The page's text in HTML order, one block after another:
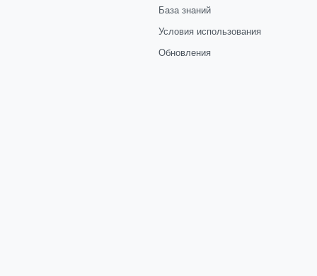
База знаний
Условия использования
Обновления